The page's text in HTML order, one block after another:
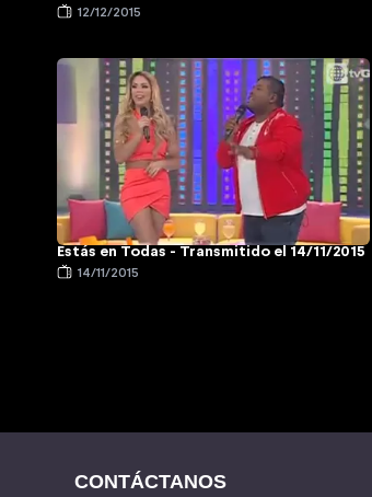
12/12/2015
Estás en Todas - Transmitido el 14/11/2015
14/11/2015
CONTÁCTANOS